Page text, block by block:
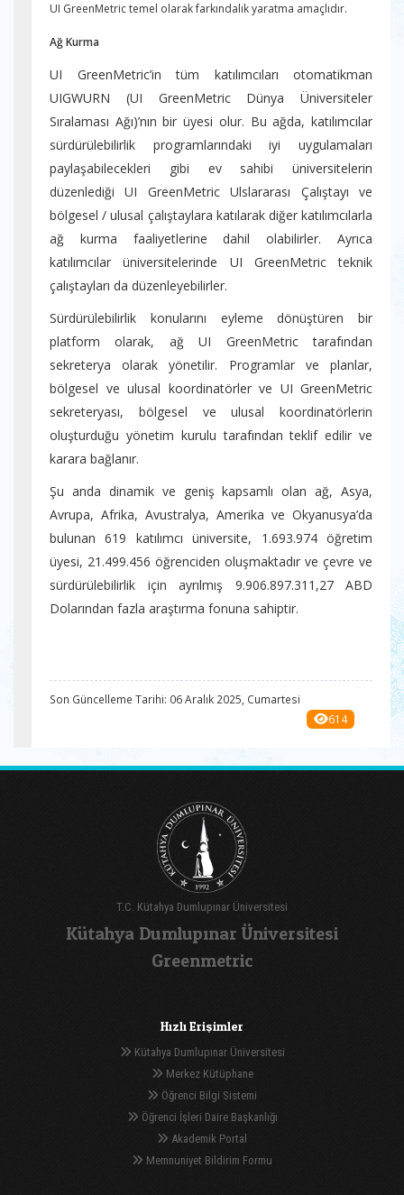
UI GreenMetric temel olarak farkındalık yaratma amaçlıdır.
Ağ Kurma
UI GreenMetric’in tüm katılımcıları otomatikman
UIGWURN (UI GreenMetric Dünya Üniversiteler
Sıralaması Ağı)’nın bir üyesi olur. Bu ağda, katılımcılar
sürdürülebilirlik programlarındaki iyi uygulamaları
paylaşabilecekleri gibi ev sahibi üniversitelerin
düzenlediği UI GreenMetric Ulslararası Çalıştayı ve
bölgesel / ulusal çalıştaylara katılarak diğer katılımcılarla
ağ kurma faaliyetlerine dahil olabilirler. Ayrıca
katılımcılar üniversitelerinde UI GreenMetric teknik
çalıştayları da düzenleyebilirler.
Sürdürülebilirlik konularını eyleme dönüştüren bir
platform olarak, ağ UI GreenMetric tarafından
sekreterya olarak yönetilir. Programlar ve planlar,
bölgesel ve ulusal koordinatörler ve UI GreenMetric
sekreteryası, bölgesel ve ulusal koordinatörlerin
oluşturduğu yönetim kurulu tarafından teklif edilir ve
karara bağlanır.
Şu anda dinamik ve geniş kapsamlı olan ağ, Asya,
Avrupa, Afrika, Avustralya, Amerika ve Okyanusya’da
bulunan 619 katılımcı üniversite, 1.693.974 öğretim
üyesi, 21.499.456 öğrenciden oluşmaktadır ve çevre ve
sürdürülebilirlik için ayrılmış 9.906.897.311,27 ABD
Dolarından fazla araştırma fonuna sahiptir.
Son Güncelleme Tarihi: 06 Aralık 2025, Cumartesi
614
T.C. Kütahya Dumlupınar Üniversitesi
Kütahya Dumlupınar Üniversitesi
Greenmetric
Hızlı Erişimler
Kütahya Dumlupınar Üniversitesi
Merkez Kütüphane
Öğrenci Bilgi Sistemi
Öğrenci İşleri Daire Başkanlığı
Akademik Portal
Memnuniyet Bildirim Formu